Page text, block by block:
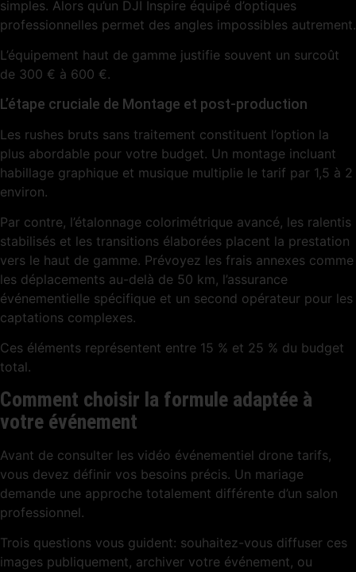
simples. Alors qu’un DJI Inspire équipé d’optiques
professionnelles permet des angles impossibles autrement.
L’équipement haut de gamme justifie souvent un surcoût
de 300 € à 600 €.
L’étape cruciale de Montage et post-production
Les rushes bruts sans traitement constituent l’option la
plus abordable pour votre budget. Un montage incluant
habillage graphique et musique multiplie le tarif par 1,5 à 2
environ.
Par contre, l’étalonnage colorimétrique avancé, les ralentis
stabilisés et les transitions élaborées placent la prestation
vers le haut de gamme. Prévoyez les frais annexes comme
les déplacements au-delà de 50 km, l’assurance
événementielle spécifique et un second opérateur pour les
captations complexes.
Ces éléments représentent entre 15 % et 25 % du budget
total.
Comment choisir la formule adaptée à
votre événement
Avant de consulter les vidéo événementiel drone tarifs,
vous devez définir vos besoins précis. Un mariage
demande une approche totalement différente d’un salon
professionnel.
Trois questions vous guident: souhaitez-vous diffuser ces
images publiquement, archiver votre événement, ou